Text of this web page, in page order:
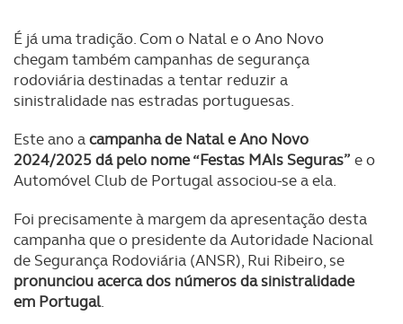
É já uma tradição. Com o Natal e o Ano Novo
chegam também campanhas de segurança
rodoviária destinadas a tentar reduzir a
sinistralidade nas estradas portuguesas.
Este ano acampanha de Natal e Ano Novo
2024/2025 dá pelo nome “Festas MAIs Seguras” e o
Automóvel Club de Portugal associou-se a ela.
Foi precisamente à margem da apresentação desta
campanha que o presidente da Autoridade Nacional
de Segurança Rodoviária (ANSR), Rui Ribeiro, se
pronunciou acerca dos números da sinistralidade
em Portugal.